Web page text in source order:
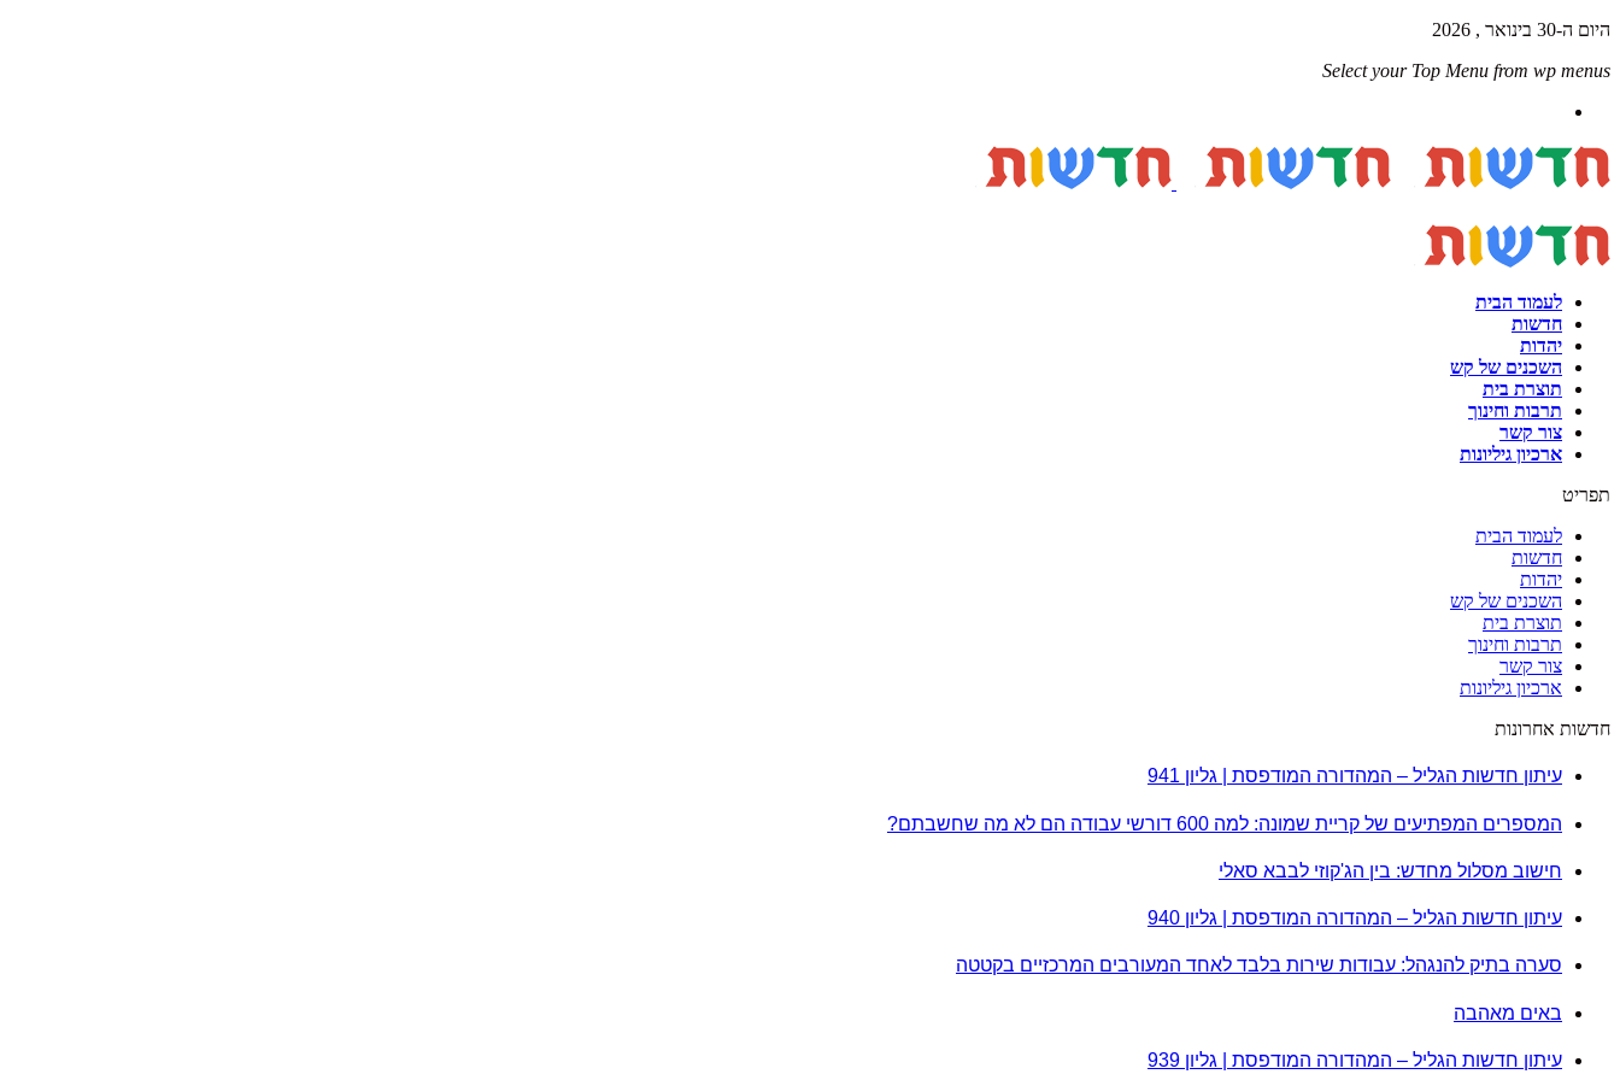
היום ה-30 בינואר , 2026
Select your Top Menu from wp menus
לעמוד הבית
חדשות
יהדות
השכנים של קש
תוצרת בית
תרבות וחינוך
צור קשר
ארכיון גיליונות
תפריט
לעמוד הבית
חדשות
יהדות
השכנים של קש
תוצרת בית
תרבות וחינוך
צור קשר
ארכיון גיליונות
חדשות אחרונות
עיתון חדשות הגליל – המהדורה המודפסת | גליון 941
המספרים המפתיעים של קריית שמונה: למה 600 דורשי עבודה הם לא מה שחשבתם?
חישוב מסלול מחדש: בין הג'קוזי לבבא סאלי
עיתון חדשות הגליל – המהדורה המודפסת | גליון 940
סערה בתיק להנגהל: עבודות שירות בלבד לאחד המעורבים המרכזיים בקטטה
באים מאהבה
עיתון חדשות הגליל – המהדורה המודפסת | גליון 939